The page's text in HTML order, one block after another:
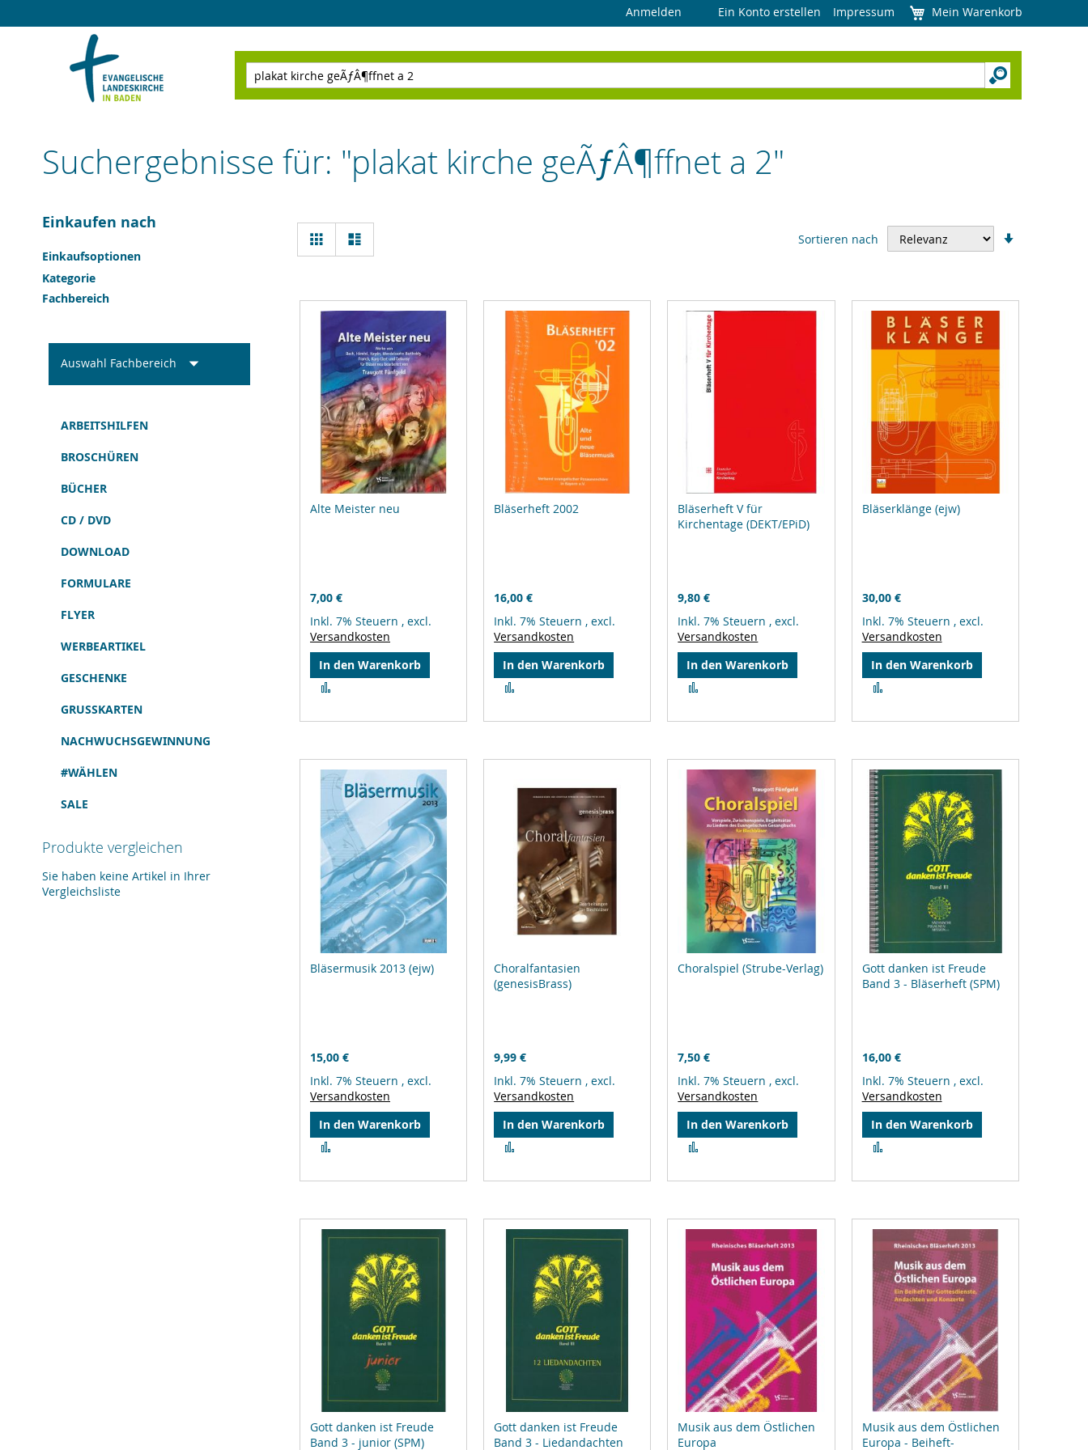
Anmelden Ein Konto erstellen Impressum Mein Warenkorb
Suchen
Suchergebnisse für: "plakat kirche geÃƒÂ¶ffnet a 2"
Ansicht
als
Raster Sortieren nach
Alte Meister neu
7,00 €
Inkl. 7% Steuern , excl.
Versandkosten
In den Warenkorb
Bläserheft 2002
16,00 €
Inkl. 7% Steuern ,excl.
Versandkosten
In den Warenkorb
Bläserheft V für
Kirchentage (DEKT/EPiD)
9,80 €
Inkl. 7% Steuern ,excl.
Versandkosten
In den Warenkorb
Bläserklänge (ejw)
30,00 €
Inkl. 7% Steuern , excl.
Versandkosten
In den Warenkorb
Bläsermusik 2013 (ejw)
15,00 €
Inkl. 7% Steuern , excl.
Versandkosten
In den Warenkorb
Choralfantasien
(genesisBrass)
9,99 €
Inkl. 7% Steuern ,excl.
Versandkosten
In den Warenkorb
Choralspiel (Strube-Verlag)
7,50 €
Inkl. 7% Steuern ,excl.
Versandkosten
In den Warenkorb
Gott danken ist Freude
Band 3 - Bläserheft (SPM)
16,00 €
Inkl. 7% Steuern , excl.
Versandkosten
In den Warenkorb
Gott danken ist Freude
Band 3 - junior (SPM)
Gott danken ist Freude
Band 3 - Liedandachten
Musik aus dem Östlichen
Europa
Musik aus dem Östlichen
Europa - Beiheft-
Einkaufen nach
Einkaufsoptionen
Kategorie
Fachbereich
Auswahl Fachbereich
ARBEITSHILFEN
BROSCHÜREN
BÜCHER
CD / DVD
DOWNLOAD
FORMULARE
FLYER
WERBEARTIKEL
GESCHENKE
GRUSSKARTEN
NACHWUCHSGEWINNUNG
#WÄHLEN
SALE
Produkte vergleichen
Sie haben keine Artikel in Ihrer
Vergleichsliste